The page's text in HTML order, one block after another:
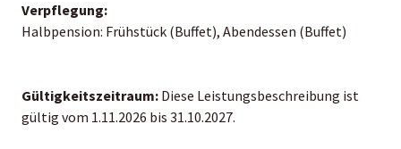
Verpflegung:
Halbpension: Frühstück (Buffet), Abendessen (Buffet)
Gültigkeitszeitraum: Diese Leistungsbeschreibung ist
gültig vom 1.11.2026 bis 31.10.2027.